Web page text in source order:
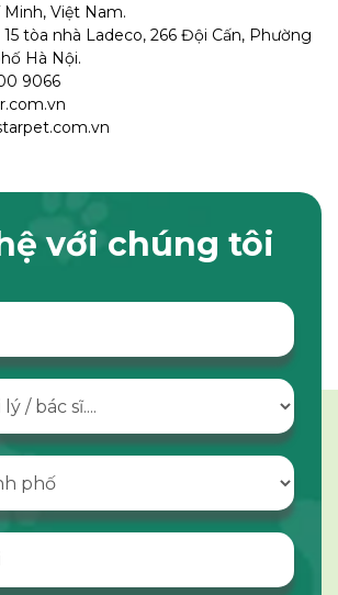
Việt Nam.
15 tòa nhà Ladeco, 266 Đội Cấn, Phường
Hà Nội.
9066
với chúng tôi